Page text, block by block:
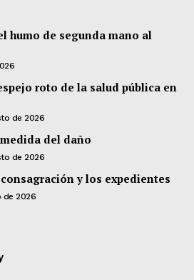
humo de segunda mano al
roto de la salud pública en
de 2026
del daño
de 2026
y los expedientes
de 2026